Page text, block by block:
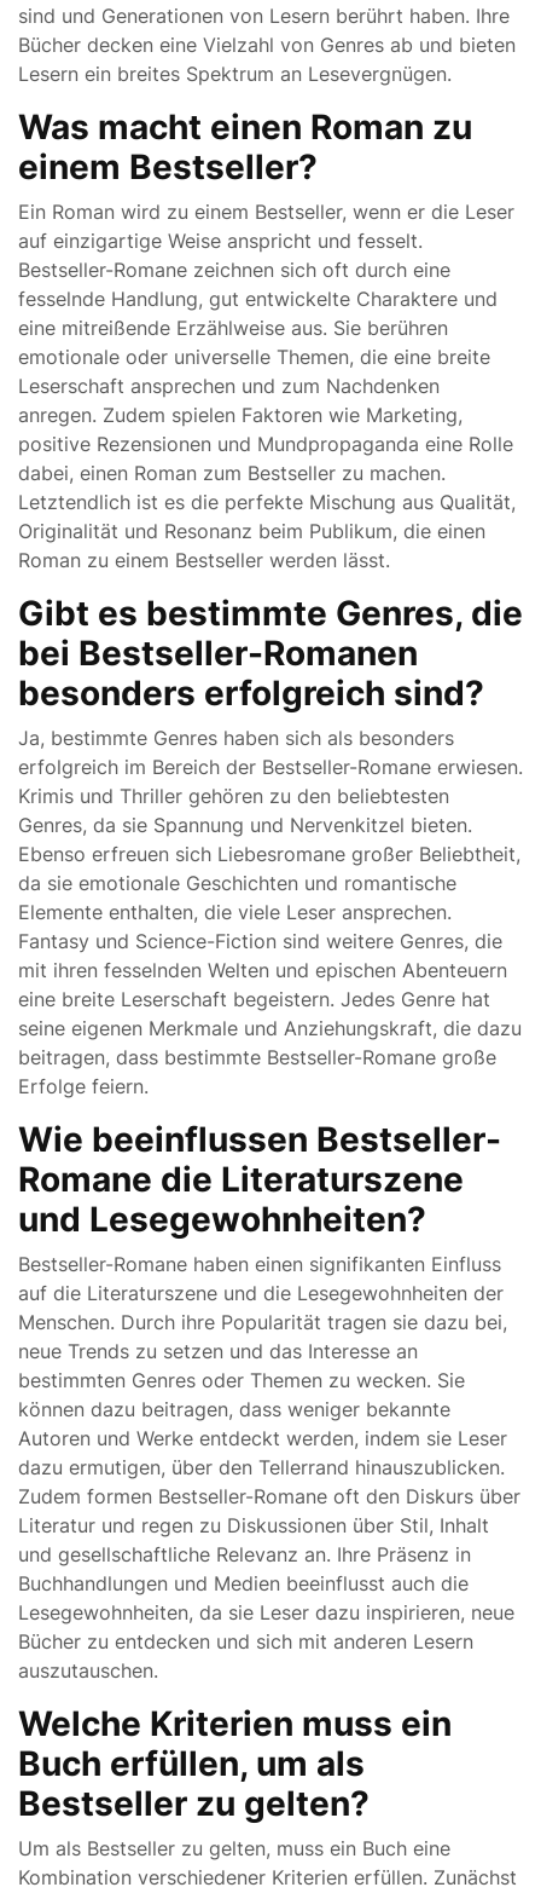
sind und Generationen von Lesern berührt haben. Ihre
Bücher decken eine Vielzahl von Genres ab und bieten
Lesern ein breites Spektrum an Lesevergnügen.
Was macht einen Roman zu
einem Bestseller?
Ein Roman wird zu einem Bestseller, wenn er die Leser
auf einzigartige Weise anspricht und fesselt.
Bestseller-Romane zeichnen sich oft durch eine
fesselnde Handlung, gut entwickelte Charaktere und
eine mitreißende Erzählweise aus. Sie berühren
emotionale oder universelle Themen, die eine breite
Leserschaft ansprechen und zum Nachdenken
anregen. Zudem spielen Faktoren wie Marketing,
positive Rezensionen und Mundpropaganda eine Rolle
dabei, einen Roman zum Bestseller zu machen.
Letztendlich ist es die perfekte Mischung aus Qualität,
Originalität und Resonanz beim Publikum, die einen
Roman zu einem Bestseller werden lässt.
Gibt es bestimmte Genres, die
bei Bestseller-Romanen
besonders erfolgreich sind?
Ja, bestimmte Genres haben sich als besonders
erfolgreich im Bereich der Bestseller-Romane erwiesen.
Krimis und Thriller gehören zu den beliebtesten
Genres, da sie Spannung und Nervenkitzel bieten.
Ebenso erfreuen sich Liebesromane großer Beliebtheit,
da sie emotionale Geschichten und romantische
Elemente enthalten, die viele Leser ansprechen.
Fantasy und Science-Fiction sind weitere Genres, die
mit ihren fesselnden Welten und epischen Abenteuern
eine breite Leserschaft begeistern. Jedes Genre hat
seine eigenen Merkmale und Anziehungskraft, die dazu
beitragen, dass bestimmte Bestseller-Romane große
Erfolge feiern.
Wie beeinflussen Bestseller-
Romane die Literaturszene
und Lesegewohnheiten?
Bestseller-Romane haben einen signifikanten Einfluss
auf die Literaturszene und die Lesegewohnheiten der
Menschen. Durch ihre Popularität tragen sie dazu bei,
neue Trends zu setzen und das Interesse an
bestimmten Genres oder Themen zu wecken. Sie
können dazu beitragen, dass weniger bekannte
Autoren und Werke entdeckt werden, indem sie Leser
dazu ermutigen, über den Tellerrand hinauszublicken.
Zudem formen Bestseller-Romane oft den Diskurs über
Literatur und regen zu Diskussionen über Stil, Inhalt
und gesellschaftliche Relevanz an. Ihre Präsenz in
Buchhandlungen und Medien beeinflusst auch die
Lesegewohnheiten, da sie Leser dazu inspirieren, neue
Bücher zu entdecken und sich mit anderen Lesern
auszutauschen.
Welche Kriterien muss ein
Buch erfüllen, um als
Bestseller zu gelten?
Um als Bestseller zu gelten, muss ein Buch eine
Kombination verschiedener Kriterien erfüllen. Zunächst